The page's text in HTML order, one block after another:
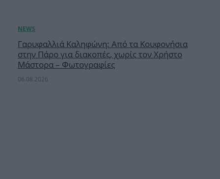
Γαρυφαλλιά Καληφώνη: Από τα Κουφονήσια
στην Πάρο για διακοπές, χωρίς τον Χρήστο
Μάστορα – Φωτογραφίες
06.08.2026